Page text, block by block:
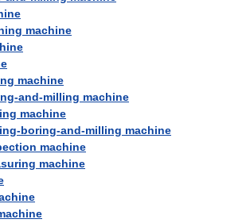
machine
machine
and-milling machine
machine
boring-and-milling machine
machine
machine